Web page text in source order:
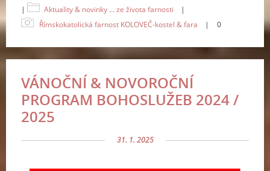
| Aktuality & novinky ... ze života farnosti
|
Římskokatolická farnost KOLOVEČ-kostel & fara
| 0
VÁNOČNÍ & NOVOROČNÍ
PROGRAM BOHOSLUŽEB 2024 /
2025
31. 1. 2025